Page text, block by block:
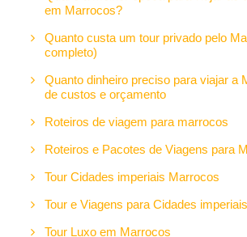
em Marrocos?
Quanto custa um tour privado pelo
completo)
Quanto dinheiro preciso para viajar a
de custos e orçamento
Roteiros de viagem para marrocos
Roteiros e Pacotes de Viagens para
Tour Cidades imperiais Marrocos
Tour e Viagens para Cidades
Tour Luxo em Marrocos